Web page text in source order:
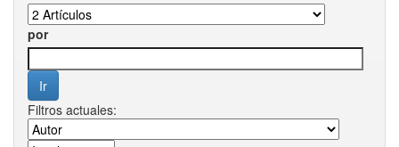
por
Filtros actuales: